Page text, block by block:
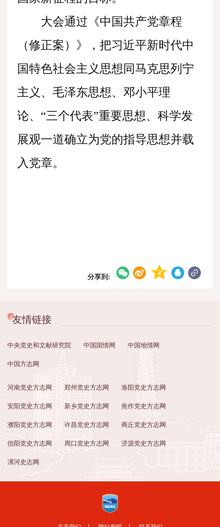
大会通过《中国共产党章程
（修正案）》，把习近平新时代中
国特色社会主义思想同马克思列宁
主义、毛泽东思想、邓小平理
论、“三个代表”重要思想、科学发
展观一道确立为党的指导思想并载
入党章。
分享到:
友情链接
中央党史和文献研究院 中国国情网 中国地情网
中国方志网
河南党史方志网 郑州党史方志网 洛阳党史方志网
安阳党史方志网 新乡党史方志网 焦作党史方志网
濮阳党史方志网 许昌党史方志网 商丘党史方志网
信阳党史方志网 周口党史方志网 济源党史方志网
漯河史志网